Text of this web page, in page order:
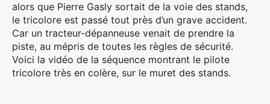
alors que Pierre Gasly sortait de la voie des stands,
le tricolore est passé tout près d’un grave accident.
Car un tracteur-dépanneuse venait de prendre la
piste, au mépris de toutes les règles de sécurité.
Voici la vidéo de la séquence montrant le pilote
tricolore très en colère, sur le muret des stands.